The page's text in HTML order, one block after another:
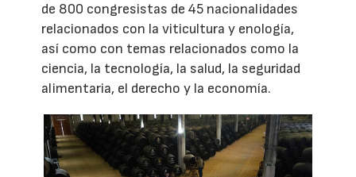
de 800 congresistas de 45 nacionalidades
relacionados con la viticultura y enología,
así como con temas relacionados como la
ciencia, la tecnología, la salud, la seguridad
alimentaria, el derecho y la economía.